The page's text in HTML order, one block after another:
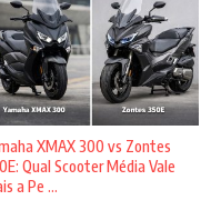
XMAX 300 vs Zontes
Qual Scooter Média Vale
a Pe ...